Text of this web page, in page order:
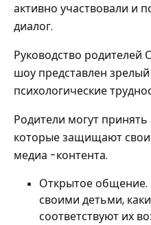
активно участвовали и
диалог.
Руководство родителей
шоу представлен
психологические
Родители могут
которые защищают
медиа -контента.
Открытое общение.
своими детьми,
соответствуют их